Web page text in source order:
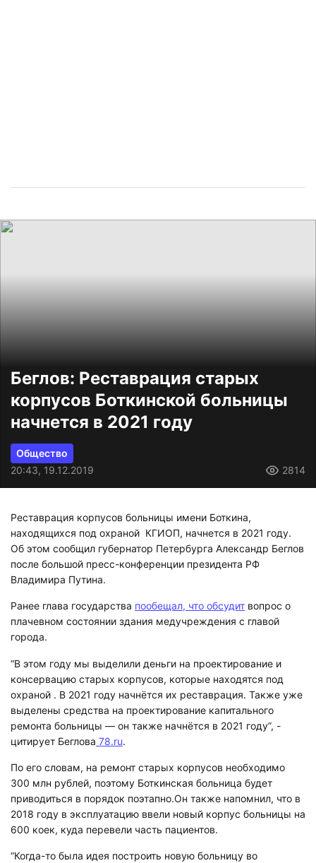
Беглов: Реставрация старых
корпусов Боткинской больницы
начнется в 2021 году
Общество
20:43, 19.12.2019
2814
Реставрация корпусов больницы имени Боткина,
находящихся под охраной КГИОП, начнется в 2021 году.
Об этом сообщил губернатор Петербурга Александр Беглов
после большой пресс-конференции президента РФ
Владимира Путина.
Ранее глава государства пообещал, что обсудит вопрос о
плачевном состоянии здания медучреждения с главой
города.
“В этом году мы выделили деньги на проектирование и
консервацию старых корпусов, которые находятся под
охраной . В 2021 году начнётся их реставрация. Также уже
выделены средства на проектирование капитального
ремонта больницы — он также начнётся в 2021 году”, -
цитирует Беглова 78.ru.
По его словам, на ремонт старых корпусов необходимо
300 млн рублей, поэтому Боткинская больница будет
приводиться в порядок поэтапно.Он также напомнил, что в
2018 году в эксплуатацию ввели новый корпус больницы на
600 коек, куда перевели часть пациентов.
“Когда-то была идея построить новую больницу во